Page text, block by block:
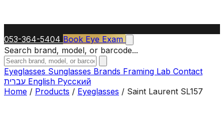
053-364-5404 Book Eye Exam
Search brand, model, or barcode...
Eyeglasses Sunglasses Brands Framing Lab Contact
English Русский
Home / Products / Eyeglasses / Saint Laurent SL157